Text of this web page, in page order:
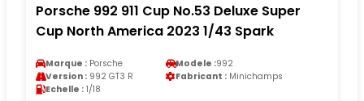
Porsche 992 911 Cup No.53 Deluxe Super
Cup North America 2023 1/43 Spark
Marque : Porsche Modele :992
Version : 992 GT3 R Fabricant : Minichamps
Echelle : 1/18